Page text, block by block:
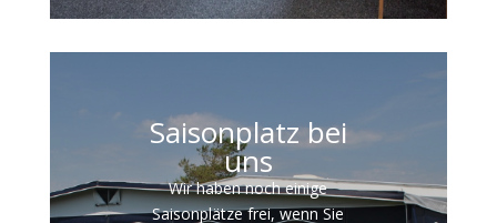
Saisonplatz bei
uns
Wir haben noch einige
Saisonplätze frei, wenn Sie